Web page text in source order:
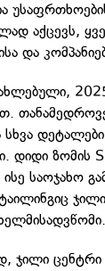
აქცევს,
და
სხვა
დიდი ზომის
საოჯახო
ჯილი ცენტრი